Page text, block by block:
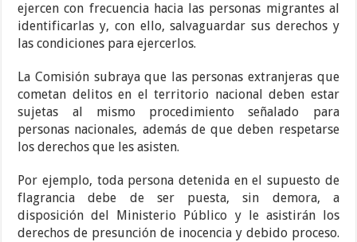
ejercen con frecuencia hacia las personas migrantes al
identificarlas y, con ello, salvaguardar sus derechos y
las condiciones para ejercerlos.
La Comisión subraya que las personas extranjeras que
cometan delitos en el territorio nacional deben estar
sujetas al mismo procedimiento señalado para
personas nacionales, además de que deben respetarse
los derechos que les asisten.
Por ejemplo, toda persona detenida en el supuesto de
flagrancia debe de ser puesta, sin demora, a
disposición del Ministerio Público y le asistirán los
derechos de presunción de inocencia y debido proceso.